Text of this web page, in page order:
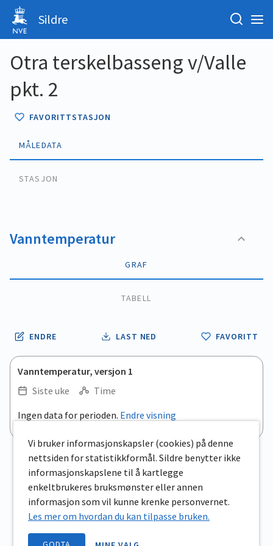
Sildre
Otra terskelbasseng v/Valle
pkt. 2
FAVORITTSTASJON
MÅLEDATA
STASJON
Vanntemperatur
GRAF
TABELL
ENDRE LAST NED FAVORITT
Vanntemperatur, versjon 1
Siste uke
Time
.
View as data table, .
Ingen data for perioden. Endre visning
Vi bruker informasjonskapsler (cookies) på denne
nettsiden for statistikkformål. Sildre benytter ikke
informasjonskapslene til å kartlegge
enkeltbrukeres bruksmønster eller annen
informasjon som vil kunne krenke personvernet.
Les mer om hvordan du kan tilpasse bruken.